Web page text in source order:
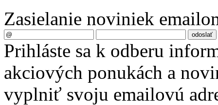
Zasielanie noviniek
Prihláste sa k odberu
akciových ponukách a
vyplniť svoju emailovú